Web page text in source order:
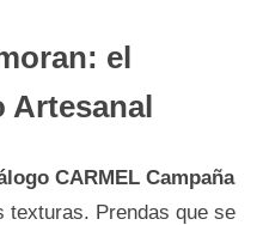
el
Artesanal
CARMEL Campaña
texturas. Prendas que se